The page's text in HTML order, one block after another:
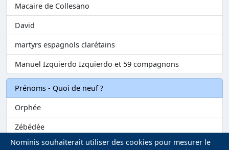
Macaire de Collesano
David
martyrs espagnols clarétains
Manuel Izquierdo Izquierdo et 59 compagnons
Prénoms - Quoi de neuf ?
Orphée
Zébédée
Melvil
Nominis souhaiterait utiliser des cookies pour mesurer le